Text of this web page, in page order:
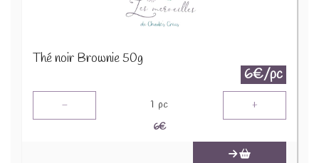
Thé noir Brownie 50g
6€/pc
- 1 pc +
6€